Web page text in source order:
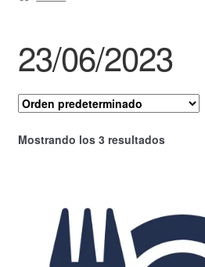
Calendario
Mi cuenta
Ayuda Rapida
Finalizar compra
23/06/2023
Mostrando los 3 resultados